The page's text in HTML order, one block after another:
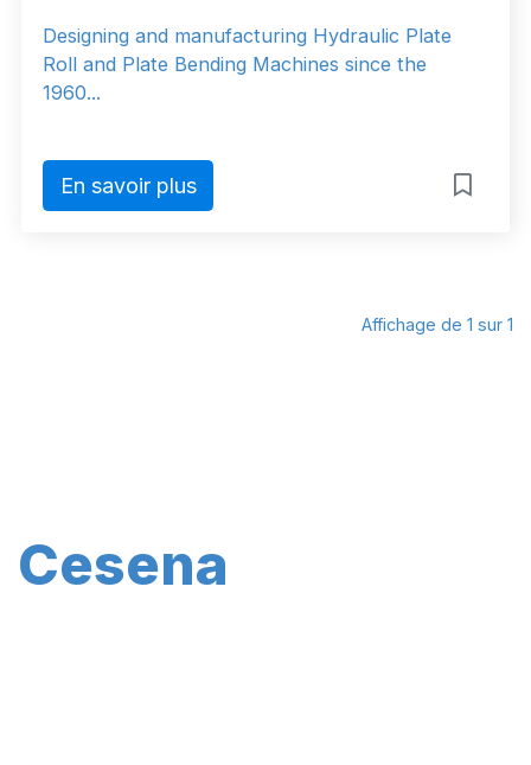
Designing and manufacturing Hydraulic Plate
Roll and Plate Bending Machines since the
1960...
En savoir plus
Affichage de 1 sur 1
Cesena